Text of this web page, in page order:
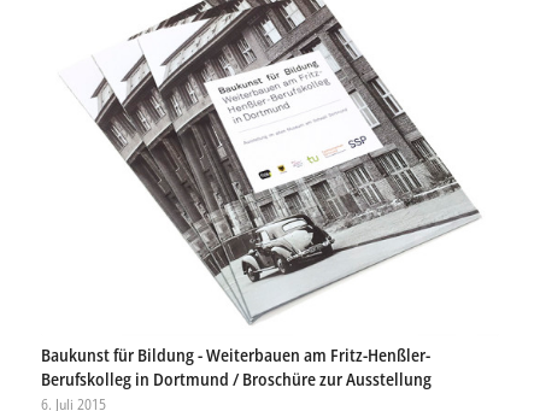
Baukunst für Bildung - Weiterbauen am Fritz-Henßler-
Berufskolleg in Dortmund / Broschüre zur Ausstellung
6. Juli 2015